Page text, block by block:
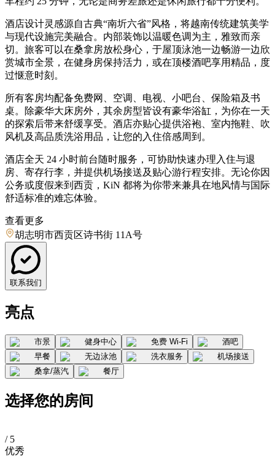
酒店设计灵感源自古典“南圻六省”风格，将越南传统建筑美学
与现代设施完美融合。内部装饰以温暖色调为主，雅致而亲
切。旅客可以在桑拿房放松身心，于屋顶泳池一边畅游一边欣
赏城市全景，在健身房保持活力，或在顶楼酒吧享用精品，度
过惬意时刻。
所有客房均配备免费网、空调、电视、小吧台、保险箱及书
桌。除豪华大床房外，其余房型皆设有豪华浴缸，为你在一天
的探索后带来舒缓享受。酒店亦贴心提供浴袍、室内拖鞋、吹
风机及高品质洗浴用品，让您的入住倍感周到。
酒店全天 24 小时前台随时服务，可协助快速办理入住与退
房、寄存行李，并提供机场接送及贴心游行程安排。无论你因
公务或度假来到西贡，KiN 都将为你带来兼具在地风情与国际
舒适标准的难忘体验。
查看更多
胡志明市西贡区诗书街 11A号
联系我们
亮点
市景 健身中心 免费 Wi-Fi
酒吧
早餐
无边泳池 洗衣服务
机场接送
桑拿/蒸汽
餐厅
选择您的房间
/ 5
优秀